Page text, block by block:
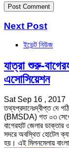
Next Post
ইভেন্ট নিউজ
যাত্রা শুরু-
এসোসিয়েশন
Sat Sep 16 , 2017
তথ্যপ্রদানেঃদ্বীপ্ত দে
(BMSDA) গত ০৩
বাগেরহাট জেলার ডাক্তার
সদরে অবস্থিত হোটেল
হয়। এই মিলনমেলায়